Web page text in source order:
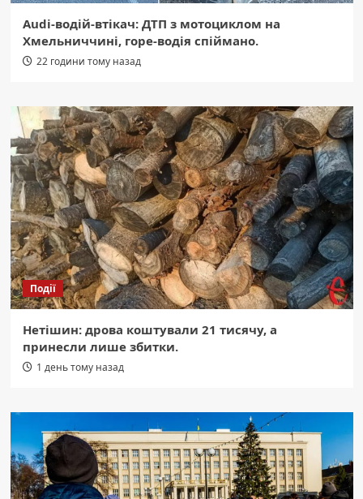
Audi-водій-втікач: ДТП з мотоциклом на
Хмельниччині, горе-водія спіймано.
22 години тому назад
Події
Нетішин: дрова коштували 21 тисячу, а
принесли лише збитки.
1 день тому назад